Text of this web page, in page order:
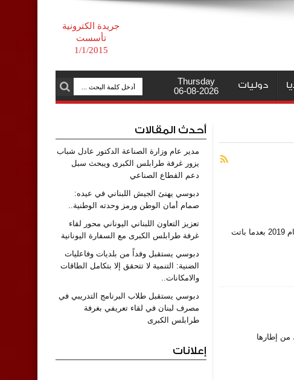
جريدة الكترونية
تأسست
1/1/2015
دوليات
Thursday
06-08-2026
جاء في “الشرق الاوسط”: يتجه لبنان إلى تعديل سعر صرف الودائع المصرفية العالقة في البنوك منذ خريف عام 2019 بعدما باتت
من إطارها
أحدث المقالات
مدير عام وزارة الصناعة الدكتور عادل شباب
يزور غرفة طرابلس الكبرى ويبحث سبل
دعم القطاع الصناعي
دبوسي يهنئ الجيش اللبناني في عيده:
صمام أمان الوطن ورمز وحدته الوطنية..
تعزيز التعاون اللبناني اليوناني محور لقاء
غرفة طرابلس الكبرى مع السفارة اليونانية
دبوسي يستقبل وفداً من بلديات وفاعليات
الضنية: التنمية لا تتحقق إلا بتكامل الطاقات
والامكانات..
دبوسي يستقبل طلاب البرنامج التدريبي في
مصرف لبنان في لقاء تعريفي بغرفة
طرابلس الكبرى
إعلانات